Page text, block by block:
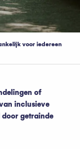
voor iedereen
of
inclusieve
door getrainde